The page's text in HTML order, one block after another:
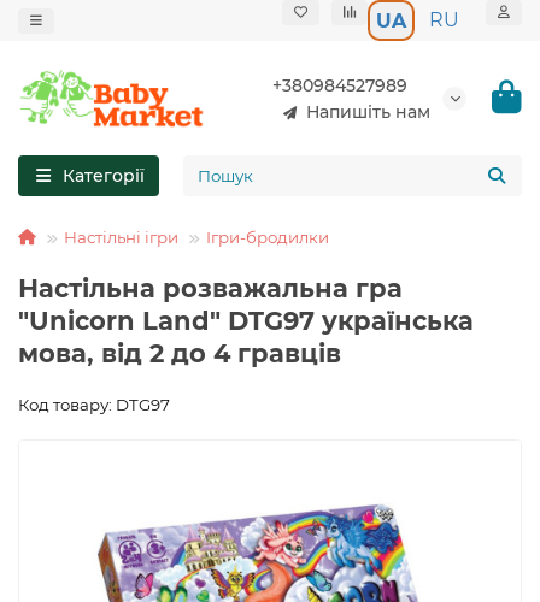
UA RU
+380984527989
Напишіть нам
Категорії
Настільні ігри Ігри-бродилки
Настільна розважальна гра
"Unicorn Land" DTG97 українська
мова, від 2 до 4 гравців
Код товару: DTG97